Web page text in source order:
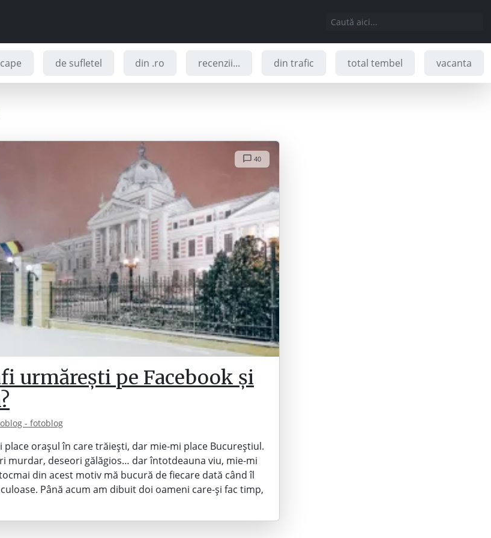
de sufletel din .ro recenzii... din trafic total tembel vacanta
40
urmărești pe Facebook și
- fotoblog
orașul în care trăiești, dar mie-mi place Bucureștiul.
murdar, deseori gălăgios… dar întotdeauna viu, mie-mi
din acest motiv mă bucură de fiecare dată când îl
Până acum am dibuit doi oameni care-și fac timp,